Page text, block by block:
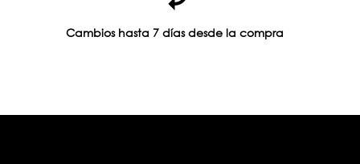
Cambios hasta 7 días desde la compra